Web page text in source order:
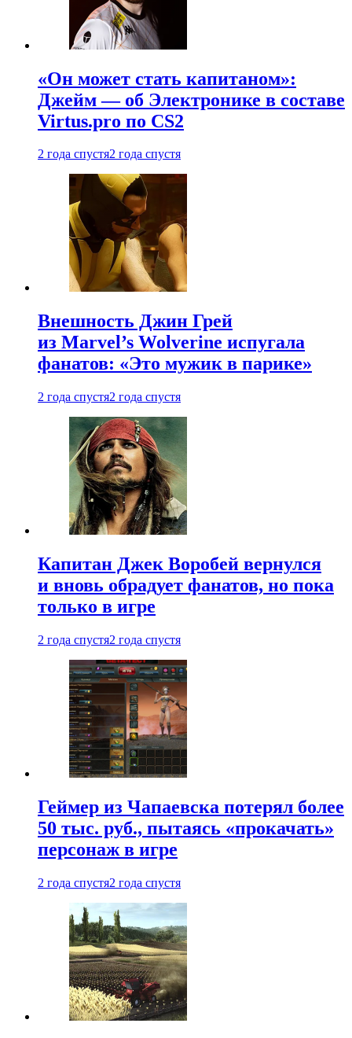
«Он может стать капитаном»:
Джейм — об Электронике в составе
Virtus.pro по CS2
2 года спустя2 года спустя
Внешность Джин Грей
из Marvel’s Wolverine испугала
фанатов: «Это мужик в парике»
2 года спустя2 года спустя
Капитан Джек Воробей вернулся
и вновь обрадует фанатов, но пока
только в игре
2 года спустя2 года спустя
Геймер из Чапаевска потерял более
50 тыс. руб., пытаясь «прокачать»
персонаж в игре
2 года спустя2 года спустя